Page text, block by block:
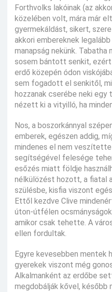
Forthvolks lakóinak (az
közelében volt, mára már
gyermekáldást, sikert,
akkori embereknek
manapság nekünk.
sosem bántott senkit,
erdő közepén ódon
sem fogadott el senkitől,
hozzanak cserébe neki
nézett ki a vityilló, ha
Nos, a boszorkánnyal
emberek, egészen addig,
mindenes el nem
segítségével felesége
esőzés miatt földje
nélkülözést hozott, a fiatal
szülésbe, kisfia viszont
Ettől kezdve Clive
úton-útfélen
amikor csak tehette. A
ellen fordultak.
Egyre kevesebben mentek
gyerekek viszont még
Alkalmanként az erdőbe
megdobálják kővel,